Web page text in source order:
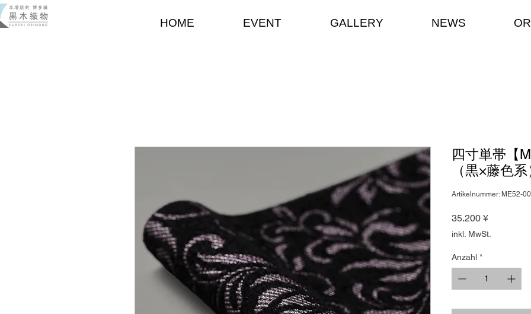
HOME EVENT GALLERY NEWS
四寸単帯【
（黒×藤色系
Artikelnummer: ME52-
35.200 ¥Preis
inkl. MwSt.
Anzahl *